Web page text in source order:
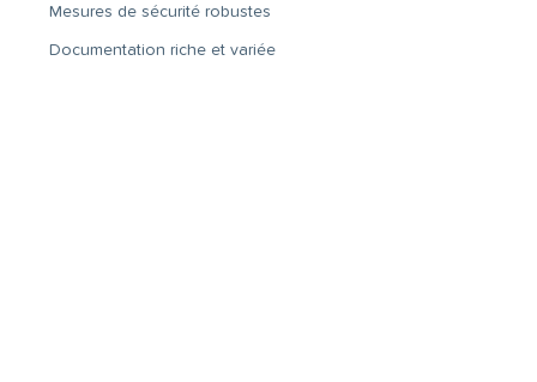
Mesures de sécurité robustes
Documentation riche et variée